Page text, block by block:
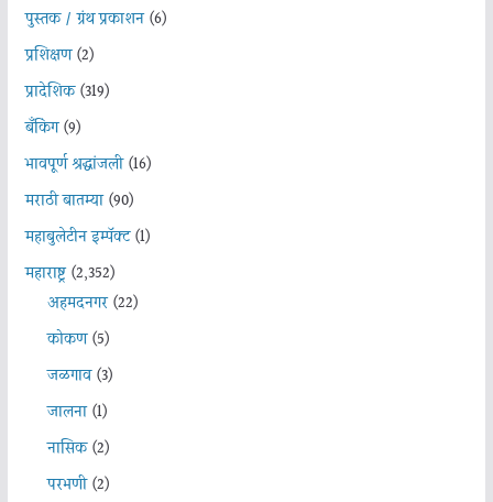
पुस्तक / ग्रंथ प्रकाशन(6)
प्रशिक्षण(2)
प्रादेशिक(319)
बँकिंग(9)
भावपूर्ण श्रद्धांजली(16)
मराठी बातम्या(90)
महाबुलेटीन इम्पॅक्ट(1)
महाराष्ट्र(2,352)
अहमदनगर(22)
कोकण(5)
जळगाव(3)
जालना(1)
नासिक(2)
परभणी(2)